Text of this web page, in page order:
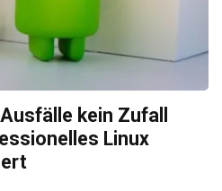
kein Zufall
Linux